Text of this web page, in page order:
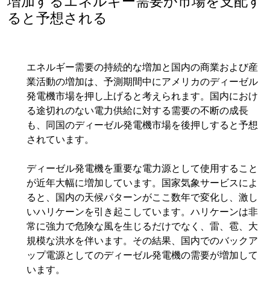
ると予想される
エネルギー需要の持続的な増加と国内の商業および産
業活動の増加は、予測期間中にアメリカのディーゼル
発電機市場を押し上げると考えられます。国内におけ
る途切れのない電力供給に対する需要の不断の成長
も、同国のディーゼル発電機市場を後押しすると予想
されています。
ディーゼル発電機を重要な電力源として使用すること
が近年大幅に増加しています。国家気象サービスによ
ると、国内の天候パターンがここ数年で変化し、激し
いハリケーンを引き起こしています。ハリケーンは非
常に強力で危険な風を生じるだけでなく、雷、雹、大
規模な洪水を伴います。その結果、国内でのバックア
ップ電源としてのディーゼル発電機の需要が増加して
います。